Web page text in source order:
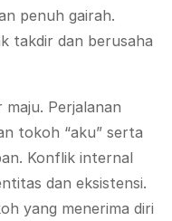
penuh gairah.
takdir dan berusaha
Perjalanan
tokoh “aku” serta
Konflik internal
dan eksistensi.
yang menerima diri